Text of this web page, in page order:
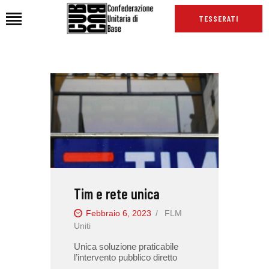
TESSERATI
HOME
CHI SIAMO
SEDI
NEWS
PODCAST CUB
INTERNAZIONALE
RASSEGNA STAMPA
Tim e rete unica
Febbraio 6, 2023
FLM
Uniti
Unica soluzione praticabile
l’intervento pubblico diretto